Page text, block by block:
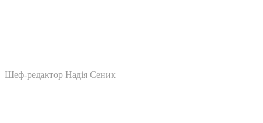
Шеф-редактор Надія Сеник